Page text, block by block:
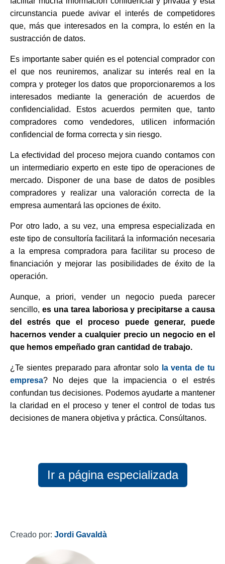
circunstancia puede avivar el interés de competidores
que, más que interesados en la compra, lo estén en la
sustracción de datos.
Es importante saber quién es el potencial comprador con
el que nos reuniremos, analizar su interés real en la
compra y proteger los datos que proporcionaremos a los
interesados mediante la generación de acuerdos de
confidencialidad. Estos acuerdos permiten que, tanto
compradores como vendedores, utilicen información
confidencial de forma correcta y sin riesgo.
La efectividad del proceso mejora cuando contamos con
un intermediario experto en este tipo de operaciones de
mercado. Disponer de una base de datos de posibles
compradores y realizar una valoración correcta de la
empresa aumentará las opciones de éxito.
Por otro lado, a su vez, una empresa especializada en
este tipo de consultoría facilitará la información necesaria
a la empresa compradora para facilitar su proceso de
financiación y mejorar las posibilidades de éxito de la
operación.
Aunque, a priori, vender un negocio pueda parecer
sencillo, es una tarea laboriosa y precipitarse a causa
del estrés que el proceso puede generar, puede
hacernos vender a cualquier precio un negocio en el
que hemos empeñado gran cantidad de trabajo.
¿Te sientes preparado para afrontar solola venta de tu
empresa? No dejes que la impaciencia o el estrés
confundan tus decisiones. Podemos ayudarte a mantener
la claridad en el proceso y tener el control de todas tus
decisiones de manera objetiva y práctica. Consúltanos.
Ir a página especializada
Creado por: Jordi Gavaldà